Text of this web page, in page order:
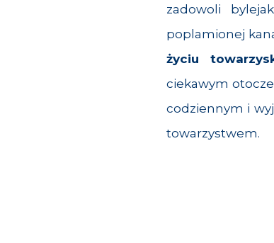
zadowoli
poplamionej
życiu
ciekawym
codziennym i
towarzystwem.